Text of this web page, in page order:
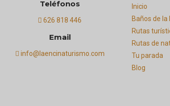
Teléfonos
626 818 446
Email
info@laencinaturismo.com
Inicio
Baños de la
Rutas
Rutas de
Tu parada
Blog